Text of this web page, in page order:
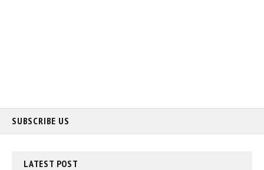
SUBSCRIBE US
LATEST POST